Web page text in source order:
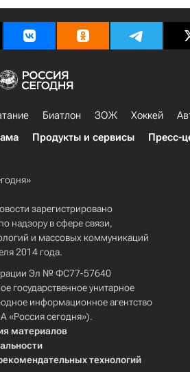
Биатлон ЗОЖ Хоккей
Продукты и сервисы Пресс-
зарегистрировано
надзору в сфере связи,
и массовых коммуникаций
2014 года.
Эл № ФС77-57640
государственное унитарное
информационное агентство
«Россия сегодня»).
материалов
технологий